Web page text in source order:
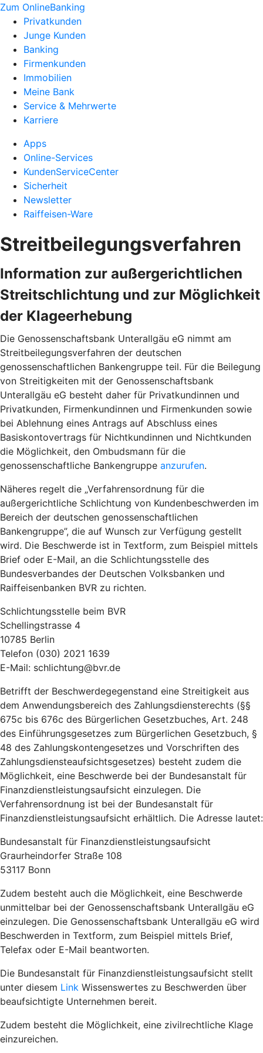
Zum OnlineBanking
Privatkunden
Junge Kunden
Banking
Firmenkunden
Immobilien
Meine Bank
Service & Mehrwerte
Karriere
Apps
Online-Services
KundenServiceCenter
Sicherheit
Newsletter
Raiffeisen-Ware
Streitbeilegungsverfahren
Information zur außergerichtlichen
Streitschlichtung und zur Möglichkeit
der Klageerhebung
Die Genossenschaftsbank Unterallgäu eG nimmt am
Streitbeilegungsverfahren der deutschen
genossenschaftlichen Bankengruppe teil. Für die Beilegung
von Streitigkeiten mit der Genossenschaftsbank
Unterallgäu eG besteht daher für Privatkundinnen und
Privatkunden, Firmenkundinnen und Firmenkunden sowie
bei Ablehnung eines Antrags auf Abschluss eines
Basiskontovertrags für Nichtkundinnen und Nichtkunden
die Möglichkeit, den Ombudsmann für die
genossenschaftliche Bankengruppe anzurufen.
Näheres regelt die „Verfahrensordnung für die
außergerichtliche Schlichtung von Kundenbeschwerden im
Bereich der deutschen genossenschaftlichen
Bankengruppe”, die auf Wunsch zur Verfügung gestellt
wird. Die Beschwerde ist in Textform, zum Beispiel mittels
Brief oder E-Mail, an die Schlichtungsstelle des
Bundesverbandes der Deutschen Volksbanken und
Raiffeisenbanken BVR zu richten.
Schlichtungsstelle beim BVR
Schellingstrasse 4
10785 Berlin
Telefon (030) 2021 1639
E-Mail: schlichtung@bvr.de
Betrifft der Beschwerdegegenstand eine Streitigkeit aus
dem Anwendungsbereich des Zahlungsdiensterechts (§§
675c bis 676c des Bürgerlichen Gesetzbuches, Art. 248
des Einführungsgesetzes zum Bürgerlichen Gesetzbuch, §
48 des Zahlungskontengesetzes und Vorschriften des
Zahlungsdiensteaufsichtsgesetzes) besteht zudem die
Möglichkeit, eine Beschwerde bei der Bundesanstalt für
Finanzdienstleistungsaufsicht einzulegen. Die
Verfahrensordnung ist bei der Bundesanstalt für
Finanzdienstleistungsaufsicht erhältlich. Die Adresse lautet:
Bundesanstalt für Finanzdienstleistungsaufsicht
Graurheindorfer Straße 108
53117 Bonn
Zudem besteht auch die Möglichkeit, eine Beschwerde
unmittelbar bei der Genossenschaftsbank Unterallgäu eG
einzulegen. Die Genossenschaftsbank Unterallgäu eG wird
Beschwerden in Textform, zum Beispiel mittels Brief,
Telefax oder E-Mail beantworten.
Die Bundesanstalt für Finanzdienstleistungsaufsicht stellt
unter diesem Link Wissenswertes zu Beschwerden über
beaufsichtigte Unternehmen bereit.
Zudem besteht die Möglichkeit, eine zivilrechtliche Klage
einzureichen.